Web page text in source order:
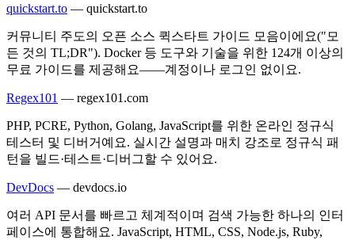
quickstart.to — quickstart.to
커뮤니티 주도의 오픈 소스 퀵스타트 가이드 모음이에요("모
든 것의 TL;DR"). Docker 등 도구와 기술을 위한 124개 이상의
무료 가이드를 제공해요——계정이나 로그인 없이요.
Regex101 — regex101.com
PHP, PCRE, Python, Golang, JavaScript를 위한 온라인 정규식
테스터 및 디버거예요. 실시간 설명과 매치 강조로 정규식 패
턴을 빌드·테스트·디버그할 수 있어요.
DevDocs — devdocs.io
여러 API 문서를 빠르고 체계적이며 검색 가능한 하나의 인터
페이스에 통합해요. JavaScript, HTML, CSS, Node.js, Ruby,